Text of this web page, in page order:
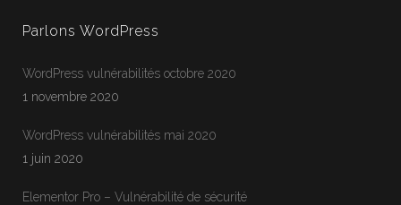
Parlons WordPress
WordPress vulnérabilités octobre 2020
1 novembre 2020
WordPress vulnérabilités mai 2020
1 juin 2020
Elementor Pro – Vulnérabilité de sécurité
Jean-Francois En ligne